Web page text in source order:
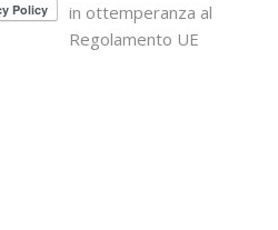
in ottemperanza al
Regolamento UE